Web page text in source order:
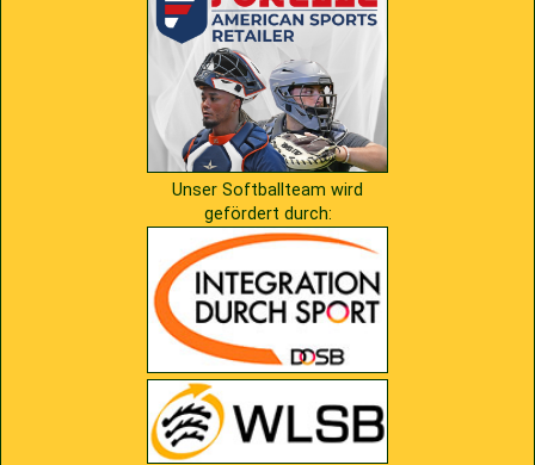
Unser Softballteam wird
gefördert durch: